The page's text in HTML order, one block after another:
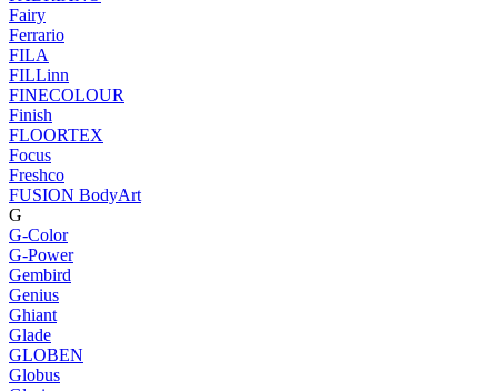
Fairy
Ferrario
FILA
FILLinn
FINECOLOUR
Finish
FLOORTEX
Focus
Freshco
FUSION BodyArt
G
G-Color
G-Power
Gembird
Genius
Ghiant
Glade
GLOBEN
Globus